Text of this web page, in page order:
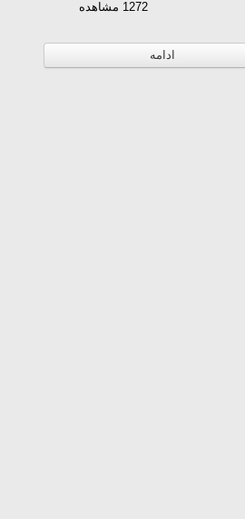
1272 مشاهده
ادامه